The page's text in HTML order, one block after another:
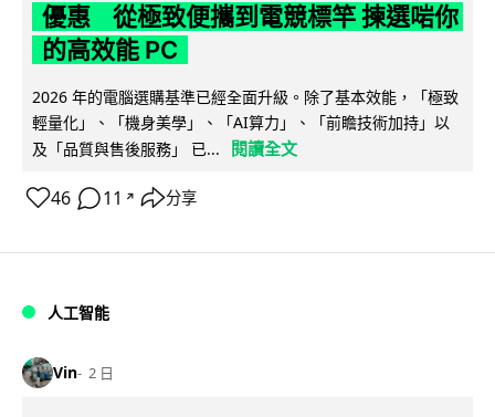
優惠 從極致便攜到電競標竿 揀選啱你
的高效能 PC
2026 年的電腦選購基準已經全面升級。除了基本效能，「極致
輕量化」、「機身美學」、「AI算力」、「前瞻技術加持」以
及「品質與售後服務」 已...
閱讀全文
46 11 ↗ 分享
人工智能
Vin 2 日